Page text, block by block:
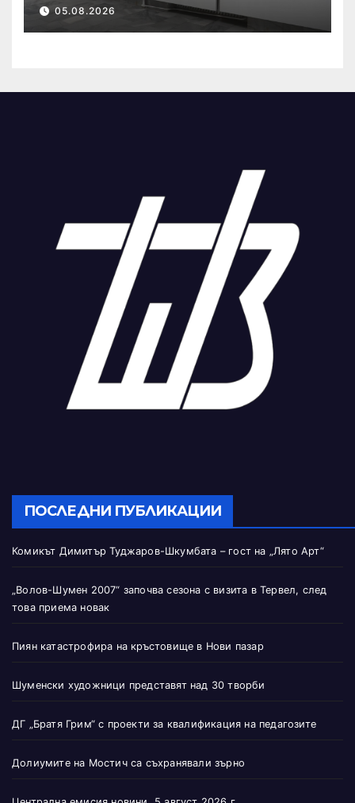
05.08.2026
ПОСЛЕДНИ ПУБЛИКАЦИИ
Комикът Димитър Туджаров-Шкумбата – гост на „Лято Арт“
„Волов-Шумен 2007“ започва сезона с визита в Тервел, след
това приема новак
Пиян катастрофира на кръстовище в Нови пазар
Шуменски художници представят над 30 творби
ДГ „Братя Грим“ с проекти за квалификация на педагозите
Долиумите на Мостич са съхранявали зърно